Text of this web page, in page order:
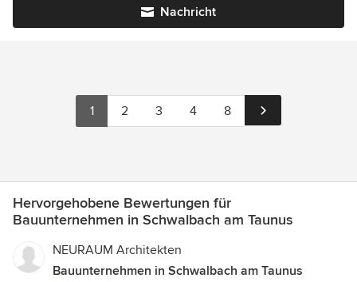
Nachricht
1 2 3 4 8
Hervorgehobene Bewertungen für
Bauunternehmen in Schwalbach am Taunus
NEURAUM Architekten
Bauunternehmen in Schwalbach am Taunus